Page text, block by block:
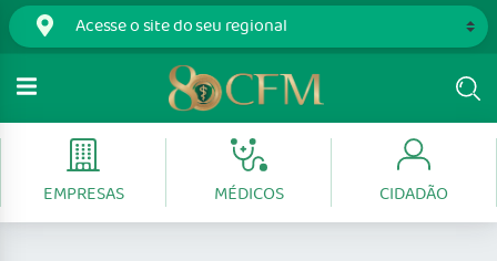
EMPRESAS MÉDICOS CIDADÃO